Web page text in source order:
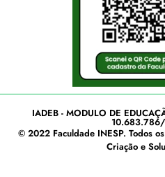
© 2022 Faculdade INESP. Todos
Criação e
IADEB - MODULO DE